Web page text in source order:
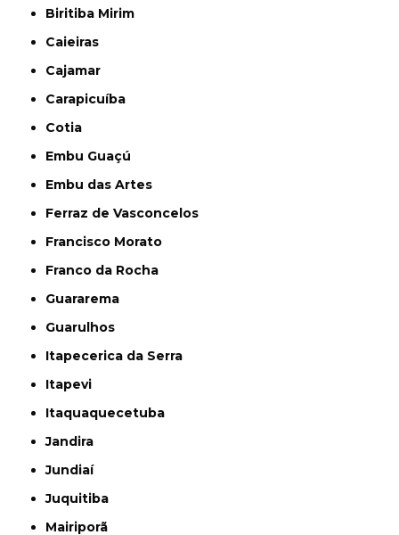
Biritiba Mirim
Caieiras
Cajamar
Carapicuíba
Cotia
Embu Guaçú
Embu das Artes
Ferraz de Vasconcelos
Francisco Morato
Franco da Rocha
Guararema
Guarulhos
Itapecerica da Serra
Itapevi
Itaquaquecetuba
Jandira
Jundiaí
Juquitiba
Mairiporã